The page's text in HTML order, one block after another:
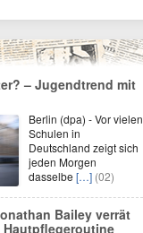
– Jugendtrend mit
Berlin (dpa) - Vor vielen
Schulen in
Deutschland zeigt sich
jeden Morgen
dasselbe […] (02)
Bailey verrät